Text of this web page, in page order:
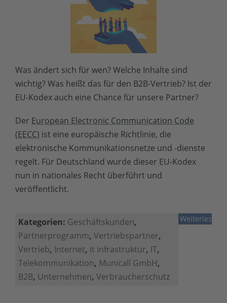
Was ändert sich für wen? Welche Inhalte sind
wichtig? Was heißt das für den B2B-Vertrieb? Ist der
EU-Kodex auch eine Chance für unsere Partner?
Der European Electronic Communication Code
(EECC) ist eine europäische Richtlinie, die
elektronische Kommunikationsnetze und -dienste
regelt. Für Deutschland wurde dieser EU-Kodex
nun in nationales Recht überführt und
veröffentlicht.
Weiterlesen
Kategorien: Geschäftskunden,
Partnerprogramm, Vertriebspartner,
Vertrieb, Internet, it infrastruktur, IT,
Telekommunikation, Municall GmbH,
B2B, Unternehmen, Verbraucherschutz